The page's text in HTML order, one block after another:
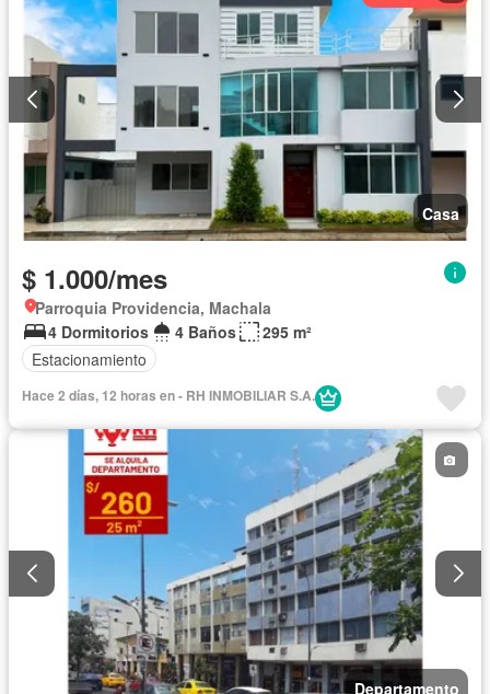
Casa
$ 1.000/mes
Parroquia Providencia, Machala
4 Dormitorios
4 Baños
295 m²
Estacionamiento
Hace 2 días, 12 horas en - RH INMOBILIAR S.A.
Departamento